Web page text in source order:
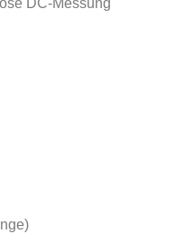
DC-Messung